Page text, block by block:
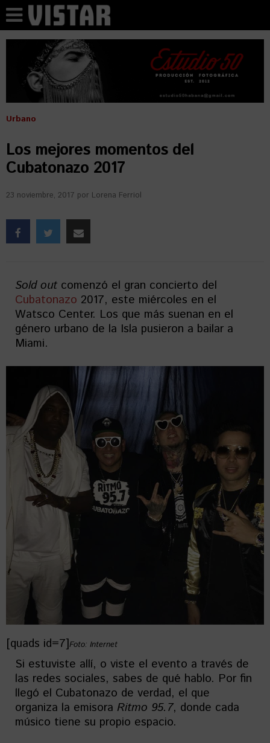
Urbano
Los mejores momentos del
Cubatonazo 2017
23 noviembre, 2017 por Lorena Ferriol
Sold out comenzó el gran concierto del
Cubatonazo 2017, este miércoles en el
Watsco Center. Los que más suenan en el
género urbano de la Isla pusieron a bailar a
Miami.
[quads id=7]Foto: Internet
Si estuviste allí, o viste el evento a través de
las redes sociales, sabes de qué hablo. Por fin
llegó el Cubatonazo de verdad, el que
organiza la emisora Ritmo 95.7, donde cada
músico tiene su propio espacio.